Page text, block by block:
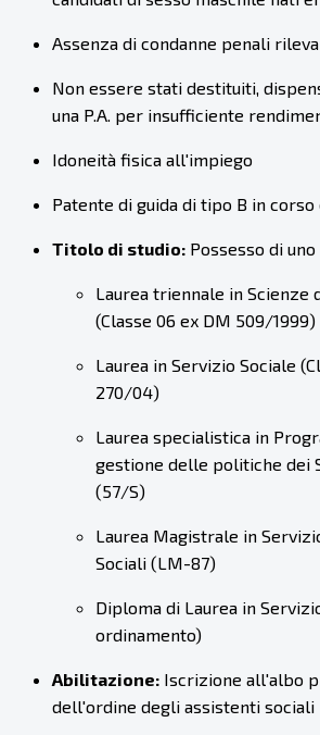
Assenza di condanne penali
Non essere stati destituiti,
una P.A. per insufficiente
Idoneità fisica all'impiego
Patente di guida di tipo B in
Titolo di studio: Possesso di
Laurea triennale in Scienze
(Classe 06 ex DM 509/1999)
Laurea in Servizio Sociale
270/04)
Laurea specialistica in
gestione delle politiche dei
(57/S)
Laurea Magistrale in
Sociali (LM-87)
Diploma di Laurea in
ordinamento)
Abilitazione: Iscrizione all'albo
dell'ordine degli assistenti sociali